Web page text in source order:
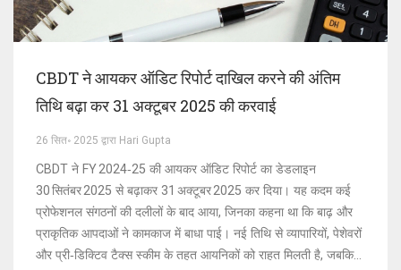
CBDT ने आयकर ऑडिट रिपोर्ट दाखिल करने की अंतिम
तिथि बढ़ा कर 31 अक्टूबर 2025 की करवाई
26 सित॰ 2025 द्वारा Hari Gupta
CBDT ने FY 2024‑25 की आयकर ऑडिट रिपोर्ट का डेडलाइन
30 सितंबर 2025 से बढ़ाकर 31 अक्टूबर 2025 कर दिया। यह कदम कई
प्रोफेशनल संगठनों की दलीलों के बाद आया, जिनका कहना था कि बाढ़ और
प्राकृतिक आपदाओं ने कामकाज में बाधा पाई। नई तिथि से व्यापारियों, पेशेवरों
और प्री‑डिक्टिव टैक्स स्कीम के तहत आयनिकों को राहत मिलती है, जबकि